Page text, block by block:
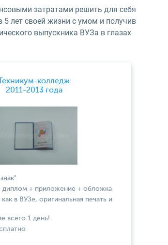
затратами решить для себя
лет своей жизни с умом и получив
выпускника ВУЗа в глазах
Техникум-колледж
2011-2013 года
диплом + приложение + обложка
в ВУЗе, оригинальная печать и
всего 1 день!